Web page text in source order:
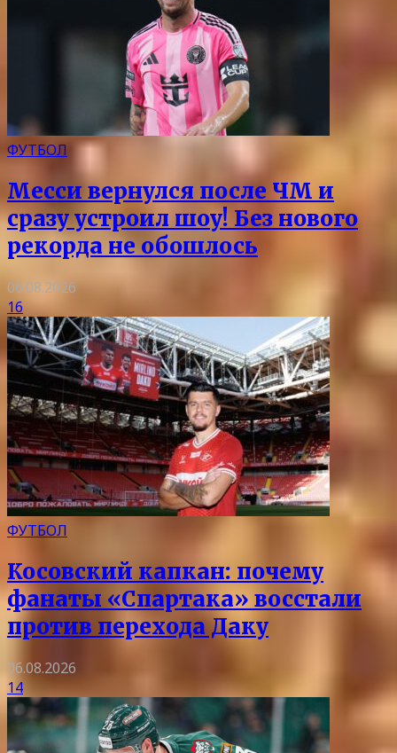
ФУТБОЛ
Месси вернулся после ЧМ и
сразу устроил шоу! Без нового
рекорда не обошлось
06.08.2026
16
ФУТБОЛ
Косовский капкан: почему
фанаты «Спартака» восстали
против перехода Даку
06.08.2026
14